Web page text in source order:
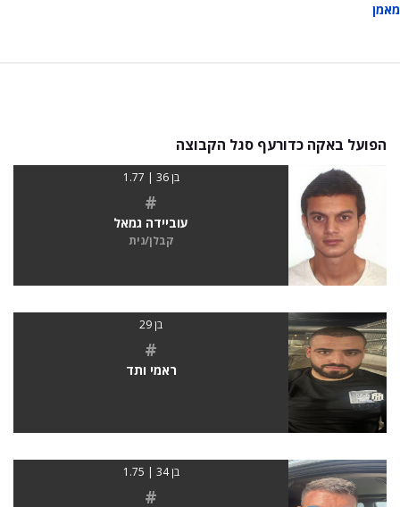
מאמן
הפועל באקה כדורעף סגל הקבוצה
בן 36 | 1.77
#
עוביידה גמאל
קבלן/נית
בן 29
#
ראמי ותד
בן 34 | 1.75
#